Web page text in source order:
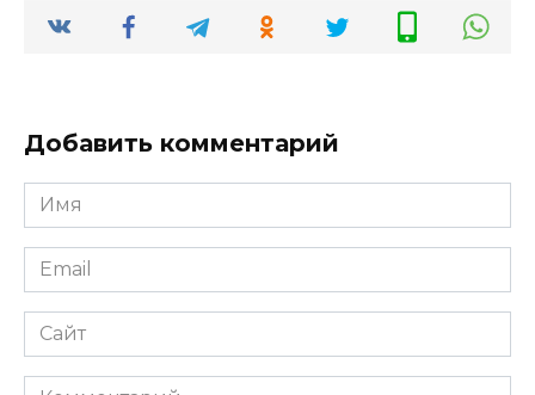
Добавить комментарий
Имя
*
Email
*
Сайт
Комментарий